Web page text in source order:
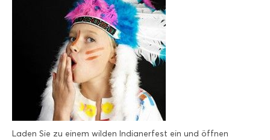
Laden Sie zu einem wilden Indianerfest ein und öffnen